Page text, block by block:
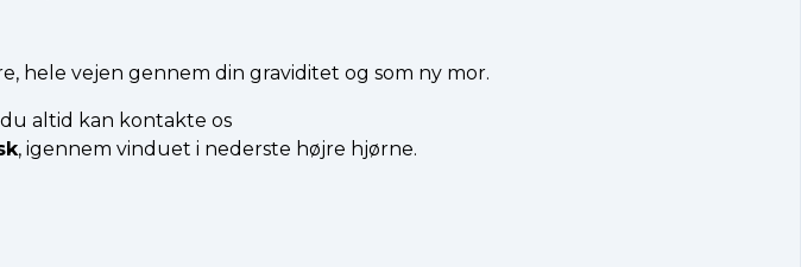
hele vejen gennem din graviditet og som ny mor.
altid kan kontakte os
, igennem vinduet i nederste højre hjørne.